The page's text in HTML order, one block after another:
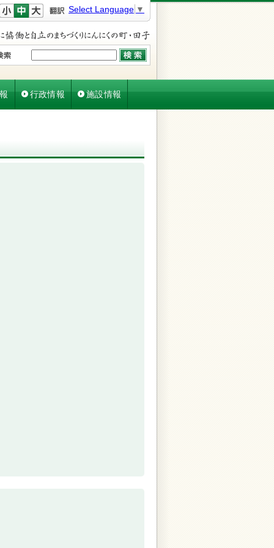
文字を小さく
文字を元に戻す
文字を大きく
Select Language ▼
行政情報 施設情報